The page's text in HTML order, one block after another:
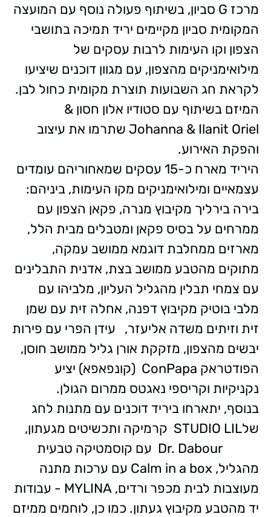
מרכז G סביון, בשיתוף פעולה נוסף עם המועצה
המקומית סביון מקיימים יריד תמיכה בתושבי
הצפון וקו העימות לרבות עסקים של
מילואימניקים מהצפון, עם מגוון דוכנים שיציעו
לקראת חג השבועות תוצרת מקומית כחול לבן.
המיזם בשיתוף עם סטודיו אלון חסון &
Johanna & Ilanit Oriel שתרמו את עיצוב
והפקת האירוע.
היריד מארח כ-15 עסקים שמאחוריהם עומדים
עצמאיים ומילואימניקים מקו העימות, ביניהם:
בירה בירליך מקיבוץ מנרה, פקאן הצפון עם
ממרחים על בסיס פקאן ומטבלים מבית הלל,
מארזים ממחלבת דוגמא ממושב עמקה,
מתוקים מהטבע ממושב בצת, אדנית התבלינים
עם צמחי תבלין מהגליל העליון, מלביהו עם
מלבי בוטיק מקיבוץ דפנה, אחלה זית עם שמן
זית וזיתים משדה אליעזר, עידן הפרי עם פירות
יבשים מהצפון, מזקקת אורן גליל ממושב חוסן,
הפודטראק ConPapa (קונפאפא) יציע
נקניקיות וקריספי נאגטס ממרום הגולן.
בנוסף, יתארחו ביריד דוכנים עם מתנות לחג
שלSTUDIO LIL קרמיקה ותכשיטים מגעתון,
Dr. Dabour עם קוסמטיקה טבעית
מהגליל, Calm in a box עם ערכות מתנה
מעוצבות לבית מכפר ורדים, MYLINA - עבודות
יד מהטבע מקיבוץ געתון. כמו כן, לוחמים ממיזם